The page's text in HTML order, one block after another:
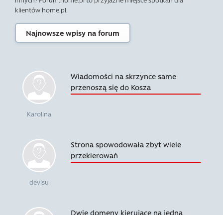
klientów home.pl.
Najnowsze wpisy na forum
Karolina
Wiadomości na skrzynce same
przenoszą się do Kosza
devisu
Strona spowodowała zbyt wiele
przekierowań
Dwie domeny kierujące na jedną